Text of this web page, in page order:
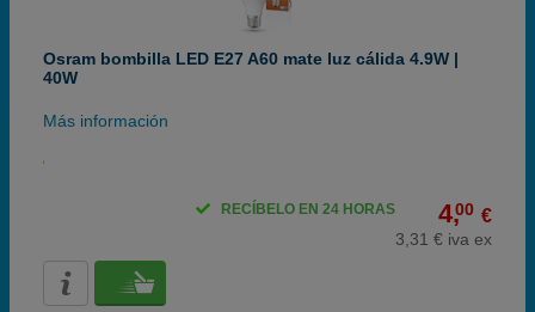
Osram bombilla LED E27 A60 mate luz cálida 4.9W |
40W
Más información
4,00 €
3,31 € iva ex
RECÍBELO EN 24 HORAS